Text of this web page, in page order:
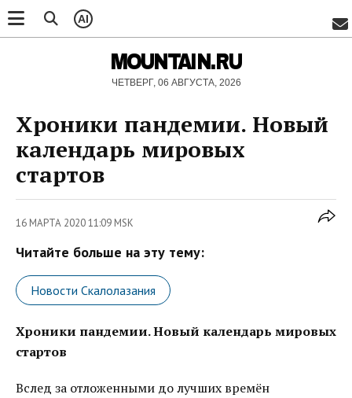
AI
MOUNTAIN.RU
ЧЕТВЕРГ, 06 АВГУСТА, 2026
Хроники пандемии. Новый
календарь мировых
стартов
16 МАРТА 2020 11:09 MSK
Читайте больше на эту тему:
Новости Скалолазания
Хроники пандемии. Новый календарь мировых
стартов
Вслед за отложенными до лучших времён